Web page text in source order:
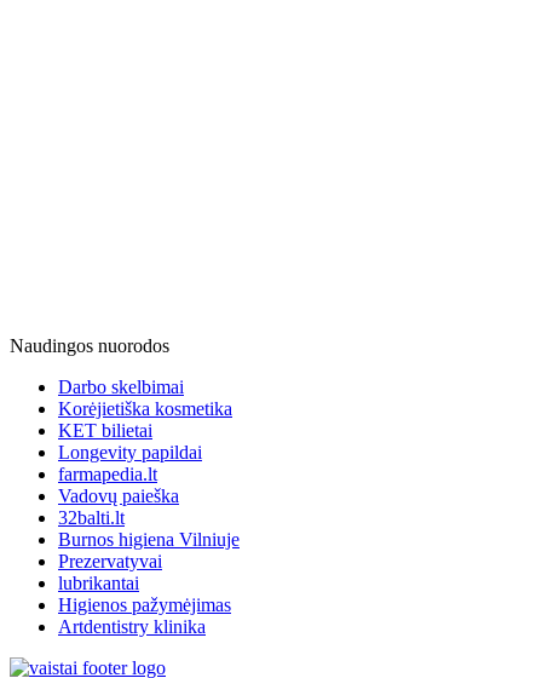
Naudingos nuorodos
Darbo skelbimai
Korėjietiška kosmetika
KET bilietai
Longevity papildai
farmapedia.lt
Vadovų paieška
32balti.lt
Burnos higiena Vilniuje
Prezervatyvai
lubrikantai
Higienos pažymėjimas
Artdentistry klinika